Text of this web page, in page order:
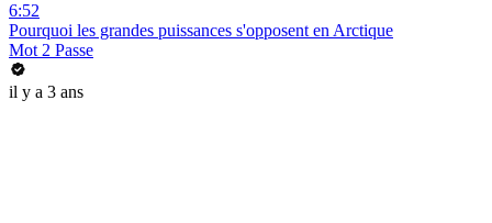
6:52
Pourquoi les grandes puissances s'opposent en Arctique
Mot 2 Passe
il y a 3 ans